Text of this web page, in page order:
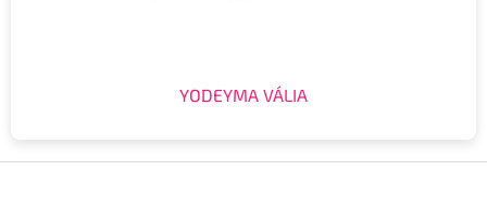
YODEYMA VÁLIA